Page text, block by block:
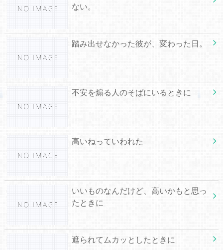
ない。
踏み出せなかった彼が、変わった日。
不安を煽る人のそばにいるときに
高いねっていわれた
いいものなんだけど、高いかもと思っ
たときに
遮られてムカッとしたときに